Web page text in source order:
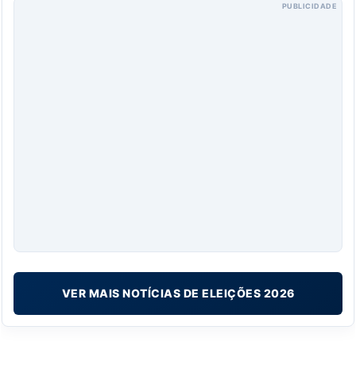
PUBLICIDADE
VER MAIS NOTÍCIAS DE ELEIÇÕES 2026